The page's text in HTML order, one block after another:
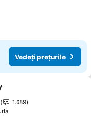
Vedeți prețurile
la favorite
1.689